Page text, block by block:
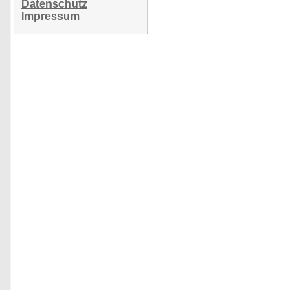
Datenschutz
Impressum